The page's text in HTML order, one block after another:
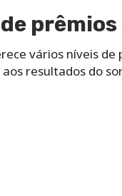
vários níveis
resultados do